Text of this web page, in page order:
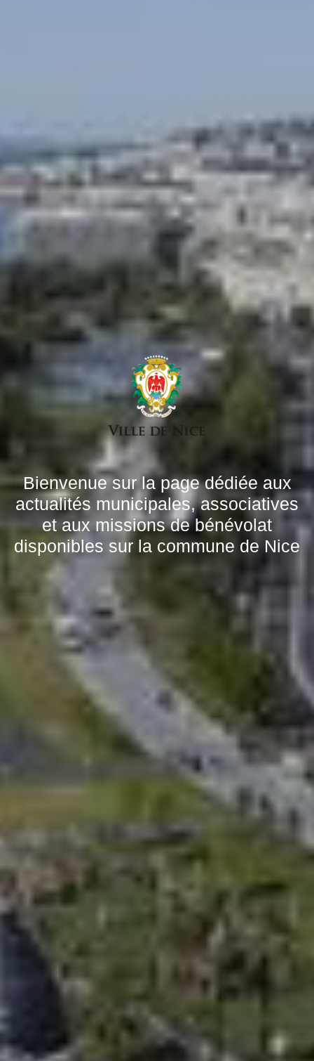
Bienvenue sur la page dédiée aux
actualités municipales, associatives
et aux missions de bénévolat
disponibles sur la commune de Nice